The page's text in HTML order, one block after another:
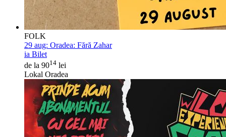
FOLK
29 aug: Oradea: Fără Zahar
ia Bilet
de la 9014 lei
Lokal Oradea